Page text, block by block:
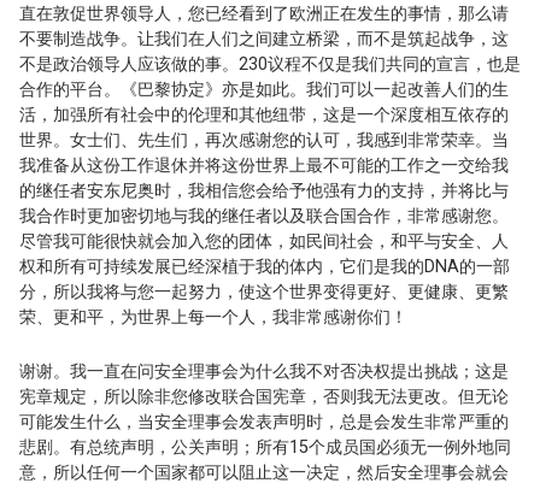
直在敦促世界领导人，您已经看到了欧洲正在发生的事情，那么请
不要制造战争。让我们在人们之间建立桥梁，而不是筑起战争，这
不是政治领导人应该做的事。230议程不仅是我们共同的宣言，也是
合作的平台。《巴黎协定》亦是如此。我们可以一起改善人们的生
活，加强所有社会中的伦理和其他纽带，这是一个深度相互依存的
世界。女士们、先生们，再次感谢您的认可，我感到非常荣幸。当
我准备从这份工作退休并将这份世界上最不可能的工作之一交给我
的继任者安东尼奥时，我相信您会给予他强有力的支持，并将比与
我合作时更加密切地与我的继任者以及联合国合作，非常感谢您。
尽管我可能很快就会加入您的团体，如民间社会，和平与安全、人
权和所有可持续发展已经深植于我的体内，它们是我的DNA的一部
分，所以我将与您一起努力，使这个世界变得更好、更健康、更繁
荣、更和平，为世界上每一个人，我非常感谢你们！
谢谢。我一直在问安全理事会为什么我不对否决权提出挑战；这是
宪章规定，所以除非您修改联合国宪章，否则我无法更改。但无论
可能发生什么，当安全理事会发表声明时，总是会发生非常严重的
悲剧。有总统声明，公关声明；所有15个成员国必须无一例外地同
意，所以任何一个国家都可以阻止这一决定，然后安全理事会就会